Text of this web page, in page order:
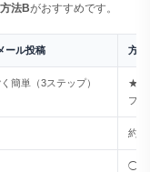
方法Bがおすすめです。
ール投稿 方
単（3ステップ）
★★
プ）
約5
◯ 特